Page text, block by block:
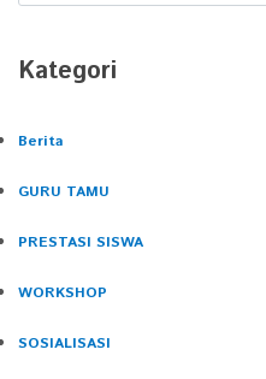
Kategori
Berita
GURU TAMU
PRESTASI SISWA
WORKSHOP
SOSIALISASI